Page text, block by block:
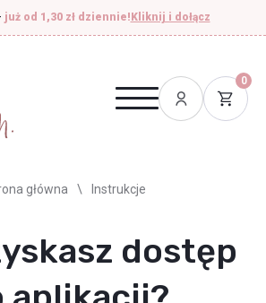
już od 1,30 zł dziennie! Kliknij i dołącz
0
główna \ Instrukcje
dostęp